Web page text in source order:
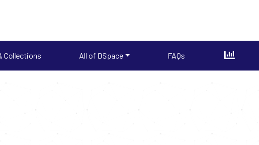
Collections All of DSpace FAQs